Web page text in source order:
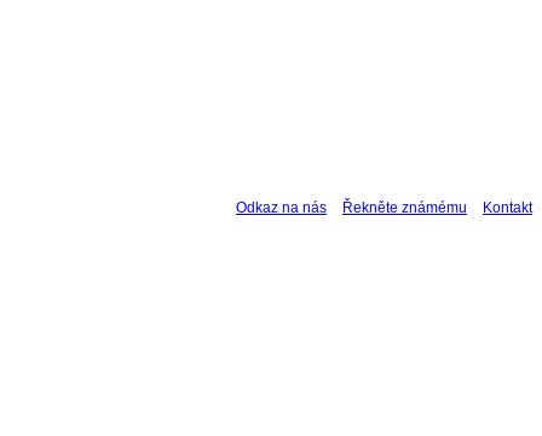
Odkaz na nás Řekněte známému Kontakt